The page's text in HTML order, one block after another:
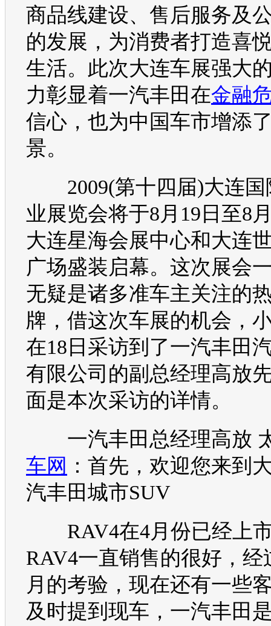
商品线建设、售后服务及
的发展，为消费者打造喜
生活。此次大连车展强大
力彰显着一汽丰田在金融
信心，也为中国车市增添
景。
2009(第十四届)大连国
业展览会将于8月19日至8
大连星海会展中心和大连
广场盛装启幕。这次展会
无疑是诸多准车主关注的
牌，借这次车展的机会，
在18日采访到了一汽丰田
有限公司的副总经理高放
面是本次采访的详情。
一汽丰田 总经理高放
车网 ：首先，欢迎您来到
汽丰田城市SUV
RAV4在4月份已经上
RAV4一直销售的很好，经
月的考验，现在还有一些
及时提到现车， 一汽丰田